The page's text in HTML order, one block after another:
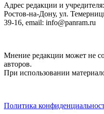
Адрес редакции и
Ростов-на-Дону, ул.
39-16, email: info@panram.ru
Мнение редакции может не
авторов.
При использовании
Политика